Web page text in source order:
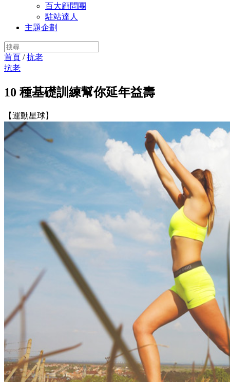
百大顧問團
駐站達人
主題企劃
首頁 /抗老
抗老
10 種基礎訓練幫你延年益壽
【運動星球】